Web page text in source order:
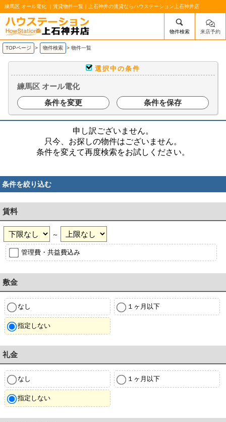
練馬区 オール電化 ｜賃貸物件一覧｜上石神井の賃貸ならハウステーション上石神井店
/mobile_img/head-logo.png
物件検索 来店予約
TOPページ > 物件検索 > 物件一覧
選択中の条件
練馬区 オール電化
条件を変更
条件を保存
申し訳ございません。
只今、お探しの物件はございません。
条件を変えて再度検索をお試しください。
条件を絞り込む
賃料
～
管理費・共益費込み
敷金
なし １ヶ月以下
指定しない
礼金
なし １ヶ月以下
指定しない